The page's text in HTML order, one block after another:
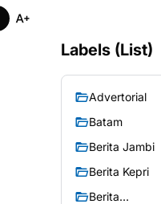
Labels (List)
Advertorial
Batam
Berita Jambi
Berita Kepri
Berita